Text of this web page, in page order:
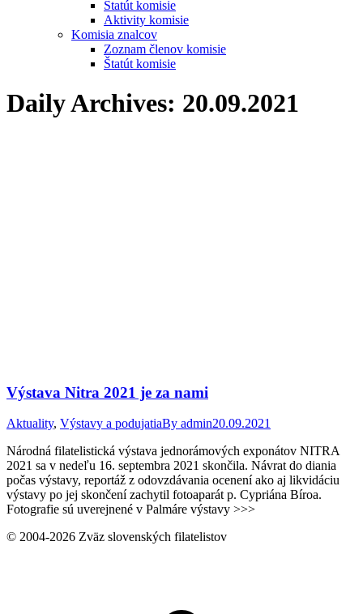
Štatút komisie
Aktivity komisie
Komisia znalcov
Zoznam členov komisie
Štatút komisie
Daily Archives: 20.09.2021
Výstava Nitra 2021 je za nami
Aktuality, Výstavy a podujatiaBy admin20.09.2021
Národná filatelistická výstava jednorámových exponátov NITRA
2021 sa v nedeľu 16. septembra 2021 skončila. Návrat do diania
počas výstavy, reportáž z odovzdávania ocenení ako aj likvidáciu
výstavy po jej skončení zachytil fotoaparát p. Cypriána Bíroa.
Fotografie sú uverejnené v Palmáre výstavy >>>
© 2004-2026 Zväz slovenských filatelistov